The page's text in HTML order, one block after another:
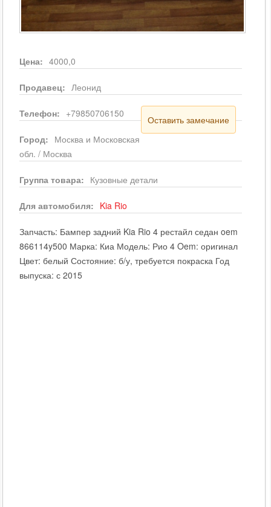
Цена: 4000,0
Продавец: Леонид
Телефон: +79850706150
Оставить замечание
Город: Москва и Московская
обл. / Москва
Группа товара: Кузовные детали
Для автомобиля: Kia Rio
Запчасть: Бампер задний Kia Rio 4 рестайл седан oem
866114y500 Марка: Киа Модель: Рио 4 Oem: оригинал
Цвет: белый Состояние: б/у, требуется покраска Год
выпуска: с 2015